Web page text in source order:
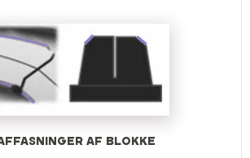
AF BLOKKE